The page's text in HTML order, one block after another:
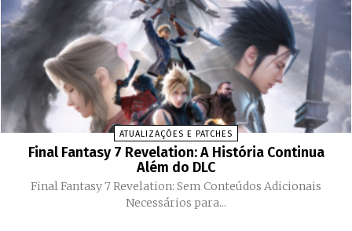
ATUALIZAÇÕES E PATCHES
Final Fantasy 7 Revelation: A História Continua
Além do DLC
Final Fantasy 7 Revelation: Sem Conteúdos Adicionais
Necessários para...